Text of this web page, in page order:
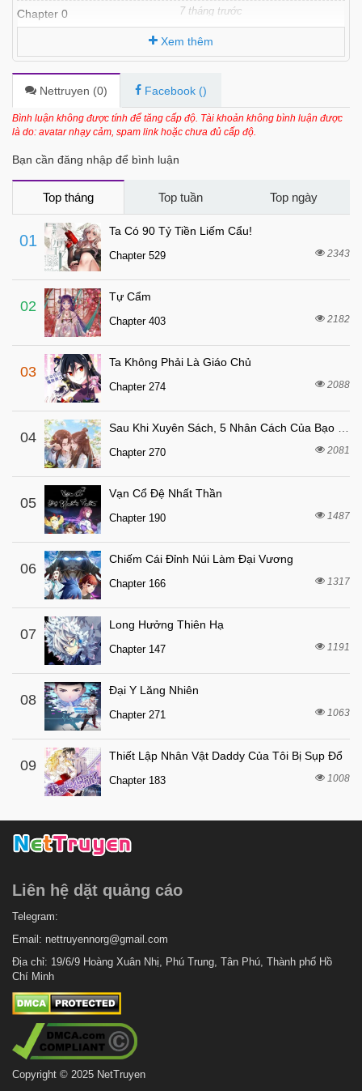
Chapter 0 7 tháng trước
Xem thêm
Nettruyen (0) Facebook ()
Bình luận không được tính để tăng cấp độ. Tài khoản không bình luận được
là do: avatar nhạy cảm, spam link hoặc chưa đủ cấp độ.
Bạn cần đăng nhập để bình luận
Top tháng Top tuần Top ngày
01
Ta Có 90 Tỷ Tiền Liếm Cẩu!
Chapter 529 2343
02
Tự Cẩm
Chapter 403 2182
03
Ta Không Phải Là Giáo Chủ
Chapter 274 2088
04
Chapter 270 2081
05
Vạn Cổ Đệ Nhất Thần
Chapter 190 1487
06
Chiếm Cái Đỉnh Núi Làm Đại Vương
Chapter 166 1317
07
Long Hưởng Thiên Hạ
Chapter 147 1191
08
Đại Y Lăng Nhiên
Chapter 271 1063
09
Thiết Lập Nhân Vật Daddy Của Tôi Bị Sụp Đổ
Chapter 183 1008
Liên hệ dặt quảng cáo
Telegram:
Email: nettruyennorg@gmail.com
Địa chỉ: 19/6/9 Hoàng Xuân Nhị, Phú Trung, Tân Phú, Thành phố Hồ
Chí Minh
Copyright © 2025 NetTruyen